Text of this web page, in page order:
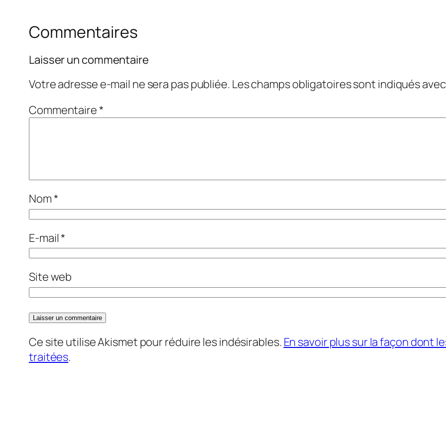
Commentaires
Laisser un commentaire
Votre adresse e-mail ne sera pas publiée. Les champs obligatoires sont indiqués
Commentaire*
Nom*
E-mail*
Site web
Ce site utilise Akismet pour réduire les indésirables. En savoir plus sur la façon dont
traitées.